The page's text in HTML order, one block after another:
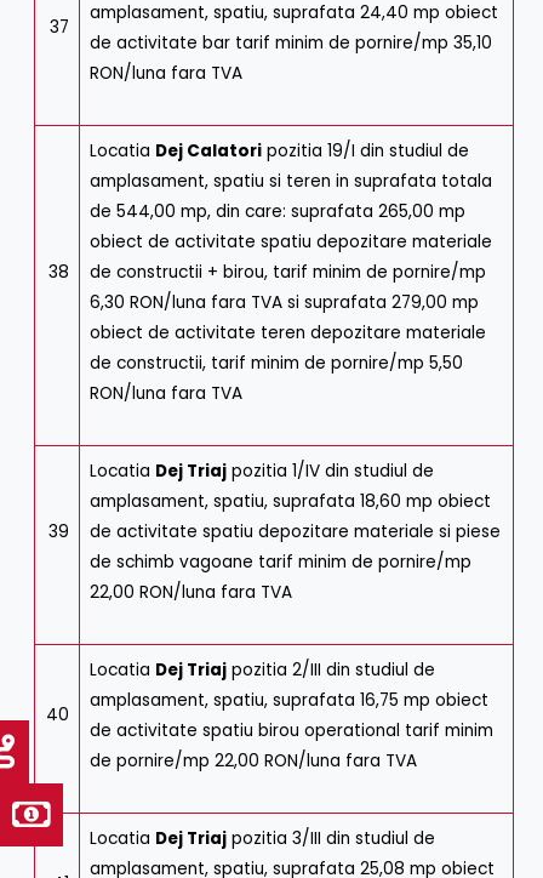
37
amplasament, spatiu, suprafata 24,40 mp obiect
de activitate bar tarif minim de pornire/mp 35,10
RON/luna fara TVA
38
Locatia Dej Calatori pozitia 19/I din studiul de
amplasament, spatiu si teren in suprafata totala
de 544,00 mp, din care: suprafata 265,00 mp
obiect de activitate spatiu depozitare materiale
de constructii + birou, tarif minim de pornire/mp
6,30 RON/luna fara TVA si suprafata 279,00 mp
obiect de activitate teren depozitare materiale
de constructii, tarif minim de pornire/mp 5,50
RON/luna fara TVA
39
Locatia Dej Triaj pozitia 1/IV din studiul de
amplasament, spatiu, suprafata 18,60 mp obiect
de activitate spatiu depozitare materiale si piese
de schimb vagoane tarif minim de pornire/mp
22,00 RON/luna fara TVA
40
Locatia Dej Triaj pozitia 2/III din studiul de
amplasament, spatiu, suprafata 16,75 mp obiect
de activitate spatiu birou operational tarif minim
de pornire/mp 22,00 RON/luna fara TVA
Locatia Dej Triaj pozitia 3/III din studiul de
amplasament, spatiu, suprafata 25,08 mp obiect